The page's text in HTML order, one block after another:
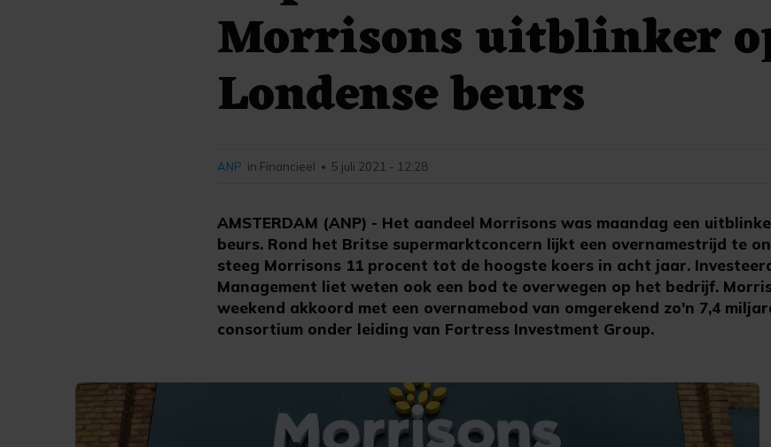
Morrisons uitblinker
Londense beurs
AMSTERDAM (ANP) - Het aandeel Morrisons was maandag een
beurs. Rond het Britse supermarktconcern lijkt een overnamestrijd te
steeg Morrisons 11 procent tot de hoogste koers in acht jaar.
Management liet weten ook een bod te overwegen op het bedrijf.
weekend akkoord met een overnamebod van omgerekend zo'n 7,4
consortium onder leiding van Fortress Investment Group.
ANP in Financieel • 5 juli 2021 - 12:28